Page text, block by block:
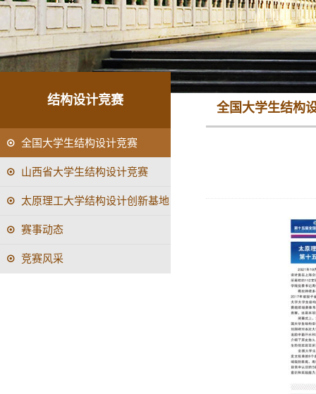
结构设计竞赛
全国大学生结构设计竞赛
山西省大学生结构设计竞赛
太原理工大学结构设计创新基地
赛事动态
竞赛风采
全国大学生结构